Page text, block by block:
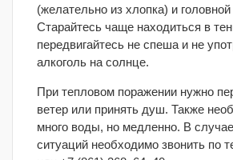
(желательно из хлопка) и
Старайтесь чаще находиться в
передвигайтесь не спеша и не
алкоголь на солнце.
При тепловом поражении нужно
ветер или принять душ. Также
много воды, но медленно. В
ситуаций необходимо звонить по